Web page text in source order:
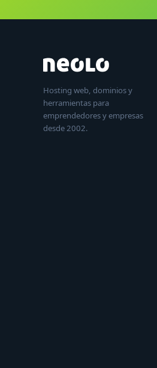
Hosting web, dominios y
herramientas para
emprendedores y empresas
desde 2002.